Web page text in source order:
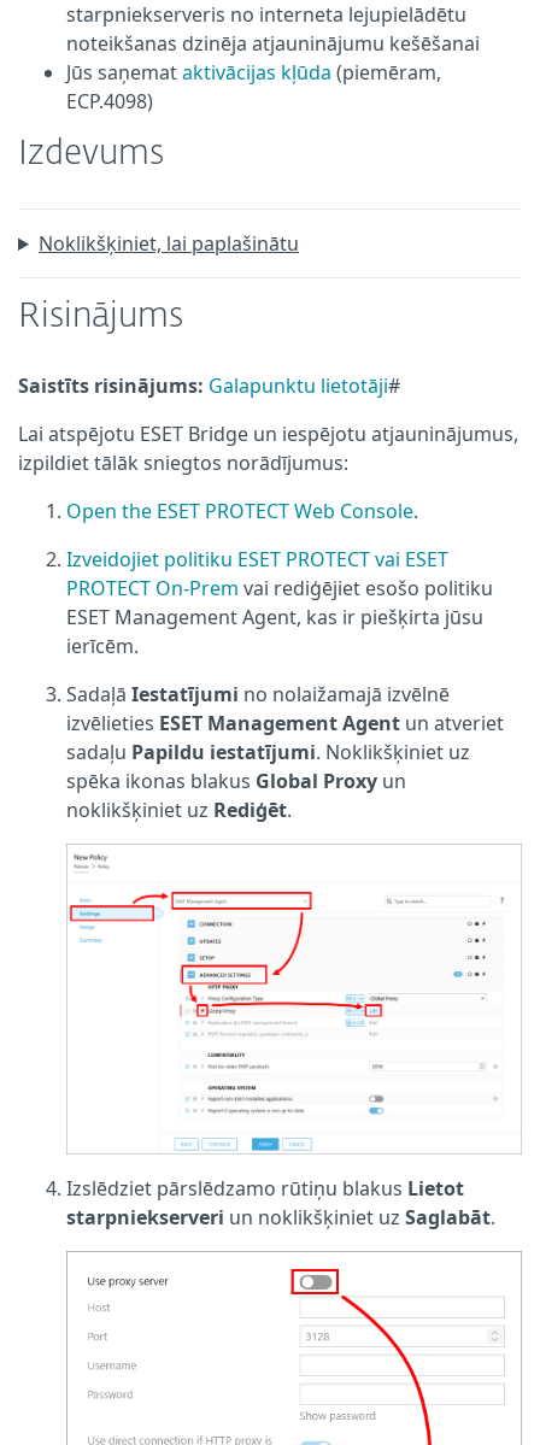
starpniekserveris no interneta lejupielādētu
noteikšanas dzinēja atjauninājumu kešēšanai
Jūs saņemataktivācijas kļūda (piemēram,
ECP.4098)
Izdevums
Noklikšķiniet, lai paplašinātu
Risinājums
Saistīts risinājums: Galapunktu lietotāji#
Lai atspējotu ESET Bridge un iespējotu atjauninājumus,
izpildiet tālāk sniegtos norādījumus:
Open the ESET PROTECT Web Console.
Izveidojiet politiku ESET PROTECT vai ESET
PROTECT On-Prem vai rediģējiet esošo politiku
ESET Management Agent, kas ir piešķirta jūsu
ierīcēm.
Sadaļā Iestatījumi no nolaižamajā izvēlnē
izvēlieties ESET Management Agent un atveriet
sadaļu Papildu iestatījumi. Noklikšķiniet uz
spēka ikonas blakus Global Proxy un
noklikšķiniet uz Rediģēt.
Izslēdziet pārslēdzamo rūtiņu blakus Lietot
starpniekserveri un noklikšķiniet uz Saglabāt.